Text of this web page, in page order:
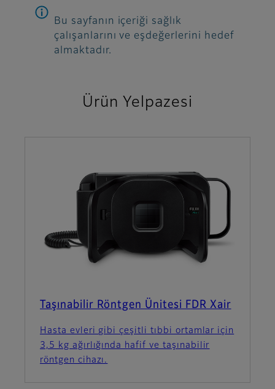
Bu sayfanın içeriği sağlık
çalışanlarını ve eşdeğerlerini hedef
almaktadır.
Ürün Yelpazesi
Taşınabilir Röntgen Ünitesi FDR Xair
Hasta evleri gibi çeşitli tıbbi ortamlar için
3,5 kg ağırlığında hafif ve taşınabilir
röntgen cihazı.